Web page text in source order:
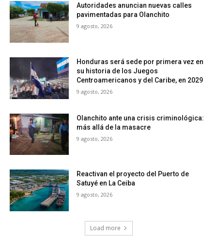
Autoridades anuncian nuevas calles
pavimentadas para Olanchito
9 agosto, 2026
Honduras será sede por primera vez en
su historia de los Juegos
Centroamericanos y del Caribe, en 2029
9 agosto, 2026
Olanchito ante una crisis criminológica:
más allá de la masacre
9 agosto, 2026
Reactivan el proyecto del Puerto de
Satuyé en La Ceiba
9 agosto, 2026
Load more